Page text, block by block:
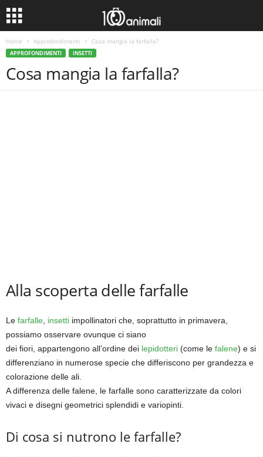
Home Approfondimenti Cosa mangia la farfalla?
APPROFONDIMENTI INSETTI
Cosa mangia la farfalla?
Alla scoperta delle farfalle
Le farfalle, insetti impollinatori che, soprattutto in primavera,
possiamo osservare ovunque ci siano
dei fiori, appartengono all’ordine dei lepidotteri (come le falene) e si
differenziano in numerose specie che differiscono per grandezza e
colorazione delle ali.
A differenza delle falene, le farfalle sono caratterizzate da colori
vivaci e disegni geometrici splendidi e variopinti.
Di cosa si nutrono le farfalle?